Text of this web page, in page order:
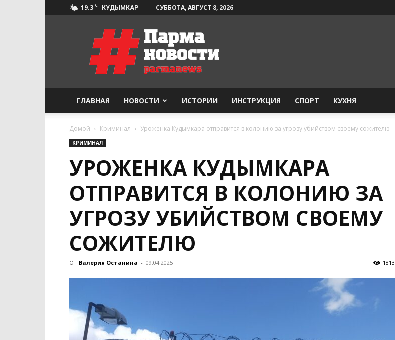
19.3 C КУДЫМКАР СУББОТА, АВГУСТ 8, 2026
Парма-
Новости
ГЛАВНАЯ НОВОСТИ ИСТОРИИ ИНСТРУКЦИЯ СПОРТ КУХНЯ
Домой Криминал Уроженка Кудымкара отправится в колонию за угрозу убийством своему сожителю
КРИМИНАЛ
УРОЖЕНКА КУДЫМКАРА
ОТПРАВИТСЯ В КОЛОНИЮ ЗА
УГРОЗУ УБИЙСТВОМ СВОЕМУ
СОЖИТЕЛЮ
От Валерия Останина - 09.04.2025 1813